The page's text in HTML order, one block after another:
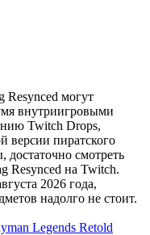
Resynced могут
внутриигровыми
Twitch Drops,
версии пиратского
смотреть
Resynced на Twitch.
2026 года,
надолго не стоит.